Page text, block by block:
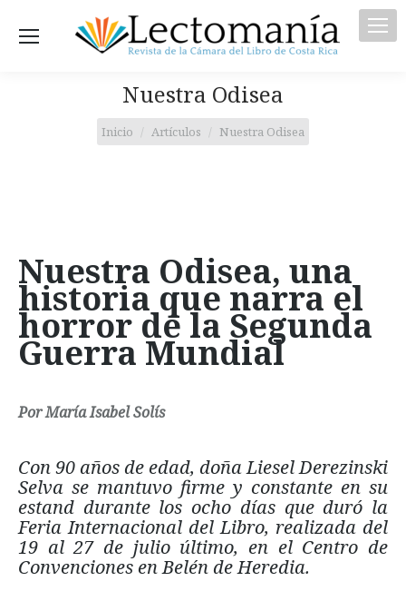
Nuestra Odisea
Estás aquí:
Inicio Artículos Nuestra Odisea
Nuestra Odisea, una
historia que narra el
horror de la Segunda
Guerra Mundial
Por María Isabel Solís
Con 90 años de edad, doña Liesel Derezinski
Selva se mantuvo firme y constante en su
estand durante los ocho días que duró la
Feria Internacional del Libro, realizada del
19 al 27 de julio último, en el Centro de
Convenciones en Belén de Heredia.